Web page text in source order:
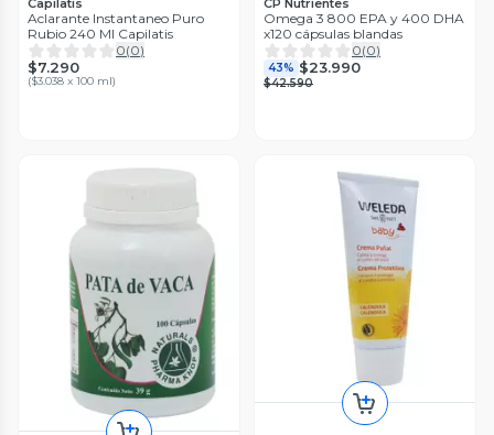
Aclarante Instantaneo Puro
Rubio 240 Ml Capilatis
0(0)
$7.290
($3.038 x 100 ml)
Omega 3 800 EPA y 400 DHA
x120 cápsulas blandas
0(0)
43% $23.990
$42.590